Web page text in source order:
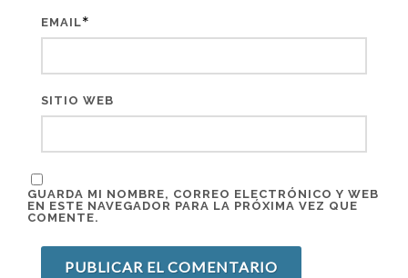
EMAIL*
SITIO WEB
GUARDA MI NOMBRE, CORREO ELECTRÓNICO Y WEB
EN ESTE NAVEGADOR PARA LA PRÓXIMA VEZ QUE
COMENTE.